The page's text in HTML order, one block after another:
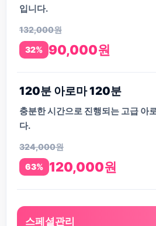
입니다.
132,000원
32%
90,000원
120분 아로마 120분
충분한 시간으로 진행되는 고급 아
다.
324,000원
63%
120,000원
스페셜관리